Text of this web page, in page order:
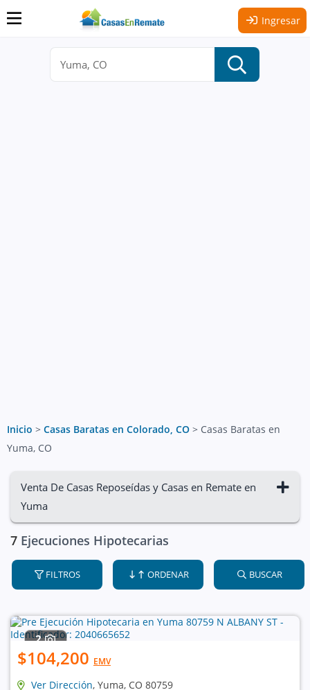
Ingresar
Inicio > Casas Baratas en Colorado, CO > Casas Baratas en
Yuma, CO
Venta De Casas Reposeídas y Casas en Remate en
Yuma
7 Ejecuciones Hipotecarias
FILTROS ORDENAR BUSCAR
2
$104,200 EMV
Ver Dirección, Yuma, CO 80759